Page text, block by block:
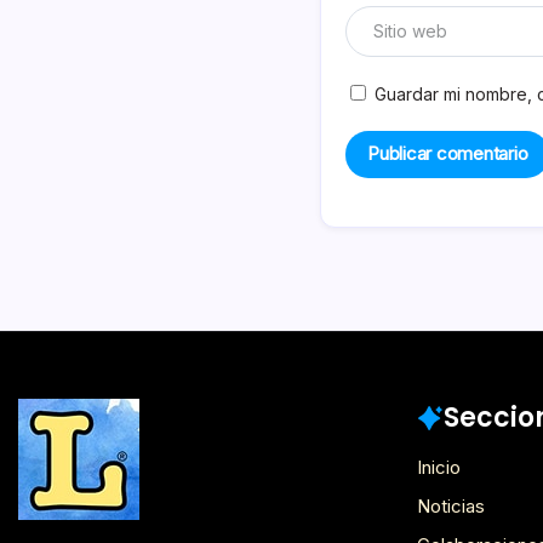
Guardar mi
Inicio
Noticias